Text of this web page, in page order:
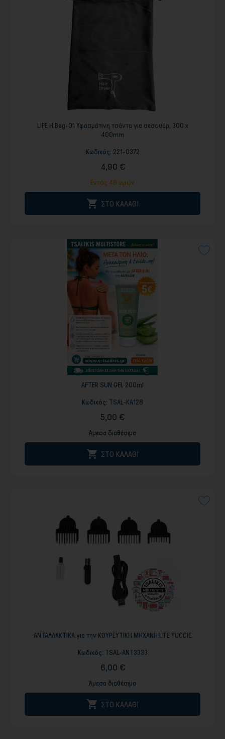
LIFE H.Bag-01 Υφασμάτινη τσάντα για σεσουάρ, 300 x
400mm
Κωδικός: 221-0372
4,90 €
Εντός 48 ωρών
 ΣΤΟ ΚΑΛΑΘΙ
AFTER SUN GEL 200ml
Κωδικός: TSAL-KA128
5,00 €
Άμεσα διαθέσιμο
 ΣΤΟ ΚΑΛΑΘΙ
ΑΝΤΑΛΛΑΚΤΙΚΑ για την ΚΟΥΡΕΥΤΙΚΗ ΜΗΧΑΝΗ LIFE YUCCIE
Κωδικός: TSAL-ANT3333
6,00 €
Άμεσα διαθέσιμο
 ΣΤΟ ΚΑΛΑΘΙ